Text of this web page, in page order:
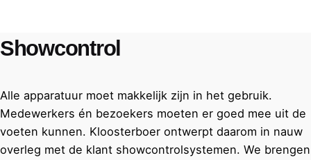
Showcontrol
Alle apparatuur moet makkelijk zijn in het gebruik.
Medewerkers én bezoekers moeten er goed mee uit de
voeten kunnen. Kloosterboer ontwerpt daarom in nauw
overleg met de klant showcontrolsystemen. We brengen